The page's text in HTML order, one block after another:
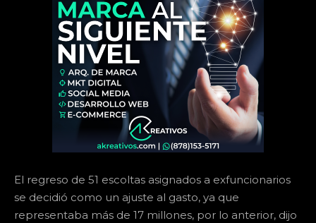
El regreso de 51 escoltas asignados a exfuncionarios
se decidió como un ajuste al gasto, ya que
representaba más de 17 millones, por lo anterior, dijo